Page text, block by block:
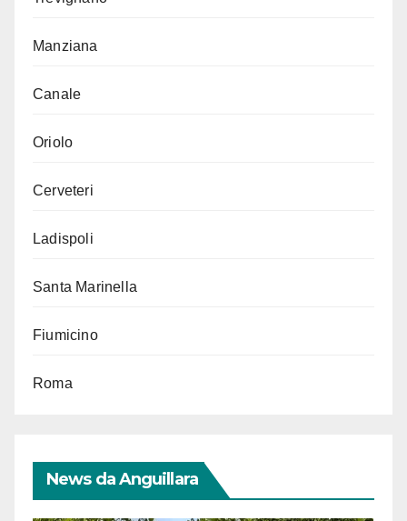
Manziana
Canale
Oriolo
Cerveteri
Ladispoli
Santa Marinella
Fiumicino
Roma
News da Anguillara